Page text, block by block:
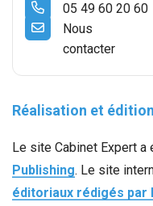
Nos partenaires
Patrimoine
Création d’entreprise
Gestion RH et paie
M'informer sur mon
Guide de la création
Guide du chef
Guide de la gestion
05 49 60 20 60
Nous
contacter
Réalisation et
Le site Cabinet Expert a
Publishing. Le site
éditoriaux rédigés par